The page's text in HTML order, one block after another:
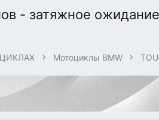
- затяжное
Мотоциклы BMW